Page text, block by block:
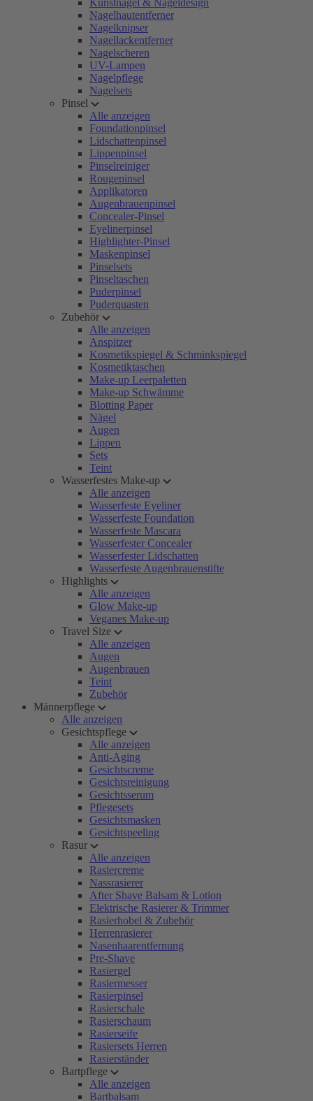
Kunstnägel & Nageldesign
Nagelhautentferner
Nagelknipser
Nagellackentferner
Nagelscheren
UV-Lampen
Nagelpflege
Nagelsets
Pinsel
Alle anzeigen
Foundationpinsel
Lidschattenpinsel
Lippenpinsel
Pinselreiniger
Rougepinsel
Applikatoren
Augenbrauenpinsel
Concealer-Pinsel
Eyelinerpinsel
Highlighter-Pinsel
Maskenpinsel
Pinselsets
Pinseltaschen
Puderpinsel
Puderquasten
Zubehör
Alle anzeigen
Anspitzer
Kosmetikspiegel & Schminkspiegel
Kosmetiktaschen
Make-up Leerpaletten
Make-up Schwämme
Blotting Paper
Nägel
Augen
Lippen
Sets
Teint
Wasserfestes Make-up
Alle anzeigen
Wasserfeste Eyeliner
Wasserfeste Foundation
Wasserfeste Mascara
Wasserfester Concealer
Wasserfester Lidschatten
Wasserfeste Augenbrauenstifte
Highlights
Alle anzeigen
Glow Make-up
Veganes Make-up
Travel Size
Alle anzeigen
Augen
Augenbrauen
Teint
Zubehör
Männerpflege
Alle anzeigen
Gesichtspflege
Alle anzeigen
Anti-Aging
Gesichtscreme
Gesichtsreinigung
Gesichtsserum
Pflegesets
Gesichtsmasken
Gesichtspeeling
Rasur
Alle anzeigen
Rasiercreme
Nassrasierer
After Shave Balsam & Lotion
Elektrische Rasierer & Trimmer
Rasierhobel & Zubehör
Herrenrasierer
Nasenhaarentfernung
Pre-Shave
Rasiergel
Rasiermesser
Rasierpinsel
Rasierschale
Rasierschaum
Rasierseife
Rasiersets Herren
Rasierständer
Bartpflege
Alle anzeigen
Bartbalsam